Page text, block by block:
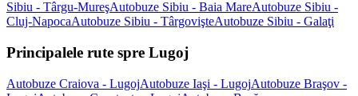
Sibiu - Târgu-MureşAutobuze Sibiu - Baia MareAutobuze Sibiu -
Cluj-NapocaAutobuze Sibiu - TârgovişteAutobuze Sibiu - Galaţi
Principalele rute spre Lugoj
Autobuze Craiova - LugojAutobuze Iaşi - LugojAutobuze Braşov -